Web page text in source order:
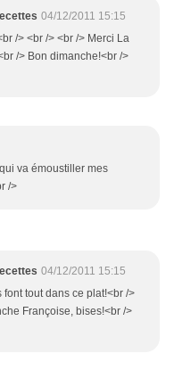
04/12/2011 15:15
/> <br /> <br /> Merci La
/> Bon dimanche!<br />
va émoustiller mes
/>
04/12/2011 15:15
tout dans ce plat!<br />
Françoise, bises!<br />